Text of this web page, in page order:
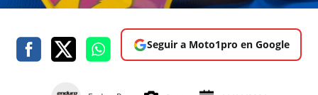
Seguir a Moto1pro en Google